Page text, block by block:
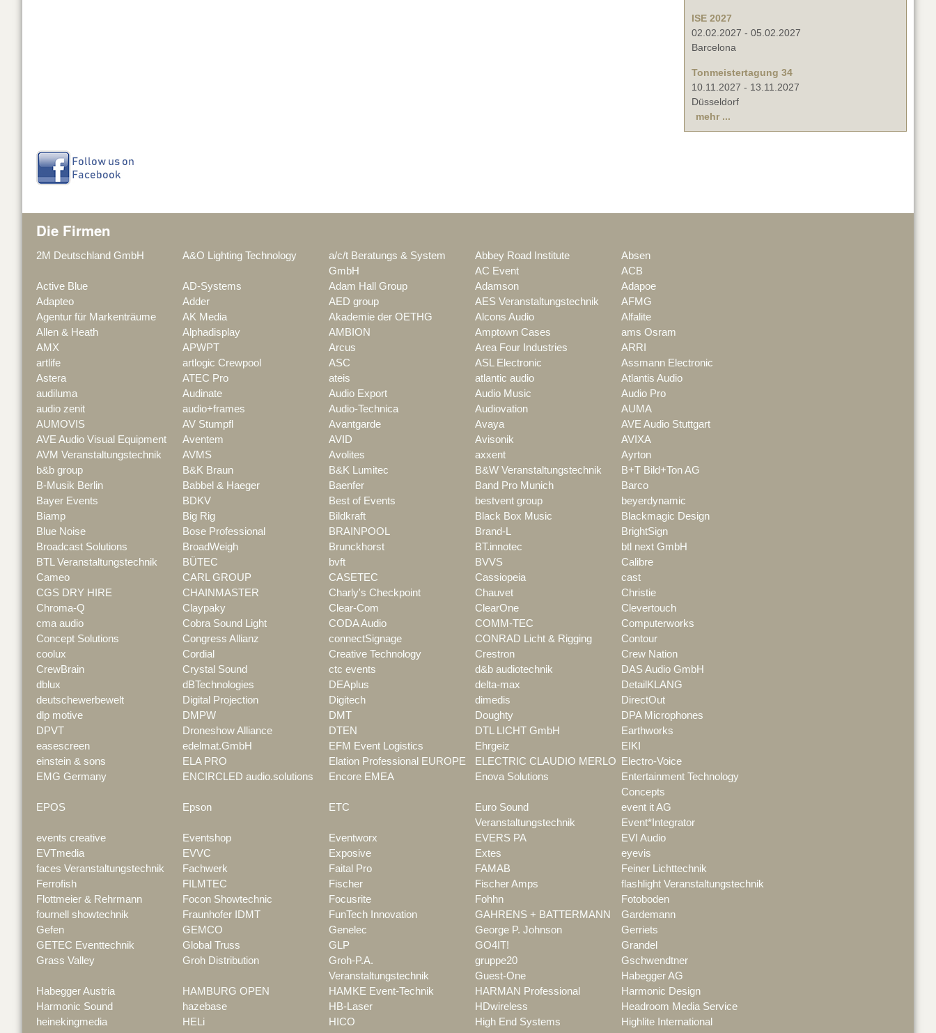
ISE 2027
02.02.2027 - 05.02.2027
Barcelona
Tonmeistertagung 34
10.11.2027 - 13.11.2027
Düsseldorf
mehr ...
Die Firmen
2M Deutschland GmbH A&O Lighting Technology
a/c/t Beratungs & System
GmbH
Abbey Road Institute
Absen
AC Event
ACB
Active Blue
AD-Systems Adam Hall Group Adamson
Adapoe
Adapteo
Adder AED group AES Veranstaltungstechnik
AFMG
Agentur für Markenträume
AK Media Akademie der OETHG Alcons Audio
Alfalite
Allen & Heath
Alphadisplay AMBION Amptown Cases
ams Osram
AMX
APWPT Arcus Area Four Industries
ARRI
artlife
artlogic Crewpool ASC ASL Electronic
Assmann Electronic
Astera
ATEC Pro ateis atlantic audio
Atlantis Audio
audiluma
Audinate Audio Export Audio Music
Audio Pro
audio zenit
audio+frames Audio-Technica Audiovation
AUMA
AUMOVIS
AV Stumpfl Avantgarde Avaya
AVE Audio Stuttgart
AVE Audio Visual Equipment
Aventem AVID Avisonik
AVIXA
AVM Veranstaltungstechnik
AVMS Avolites axxent
Ayrton
b&b group
B&K Braun B&K Lumitec B&W Veranstaltungstechnik
B+T Bild+Ton AG
B-Musik Berlin
Babbel & Haeger Baenfer Band Pro Munich
Barco
Bayer Events
BDKV Best of Events bestvent group
beyerdynamic
Biamp
Big Rig Bildkraft Black Box Music
Blackmagic Design
Blue Noise
Bose Professional BRAINPOOL Brand-L
BrightSign
Broadcast Solutions
BroadWeigh Brunckhorst BT.innotec
btl next GmbH
BTL Veranstaltungstechnik
BÜTEC bvft BVVS
Calibre
Cameo
CARL GROUP CASETEC Cassiopeia
cast
CGS DRY HIRE
CHAINMASTER Charly's Checkpoint Chauvet
Christie
Chroma-Q
Claypaky Clear-Com ClearOne
Clevertouch
cma audio
Cobra Sound Light CODA Audio COMM-TEC
Computerworks
Concept Solutions
Congress Allianz connectSignage CONRAD Licht & Rigging
Contour
coolux
Cordial Creative Technology Crestron
Crew Nation
CrewBrain
Crystal Sound ctc events d&b audiotechnik
DAS Audio GmbH
dblux
dBTechnologies DEAplus delta-max
DetailKLANG
deutschewerbewelt
Digital Projection Digitech dimedis
DirectOut
dlp motive
DMPW DMT Doughty
DPA Microphones
DPVT
Droneshow Alliance DTEN DTL LICHT GmbH
Earthworks
easescreen
edelmat.GmbH EFM Event Logistics Ehrgeiz
EIKI
einstein & sons
ELA PRO Elation Professional EUROPE ELECTRIC CLAUDIO MERLO
Electro-Voice
EMG Germany
ENCIRCLED audio.solutions Encore EMEA Enova Solutions
Entertainment Technology
Concepts
EPOS
Epson ETC
Euro Sound
Veranstaltungstechnik
event it AG
Event*Integrator
events creative
Eventshop Eventworx EVERS PA
EVI Audio
EVTmedia
EVVC Exposive Extes
eyevis
faces Veranstaltungstechnik
Fachwerk Faital Pro FAMAB
Feiner Lichttechnik
Ferrofish
FILMTEC Fischer Fischer Amps
flashlight Veranstaltungstechnik
Flottmeier & Rehrmann
Focon Showtechnic Focusrite Fohhn
Fotoboden
fournell showtechnik
Fraunhofer IDMT FunTech Innovation GAHRENS + BATTERMANN
Gardemann
Gefen
GEMCO Genelec George P. Johnson
Gerriets
GETEC Eventtechnik
Global Truss GLP GO4IT!
Grandel
Grass Valley
Groh Distribution
Groh-P.A.
Veranstaltungstechnik
gruppe20
Gschwendtner
Guest-One
Habegger AG
Habegger Austria
HAMBURG OPEN HAMKE Event-Technik HARMAN Professional
Harmonic Design
Harmonic Sound
hazebase HB-Laser HDwireless
Headroom Media Service
heinekingmedia
HELi HICO High End Systems
Highlite International